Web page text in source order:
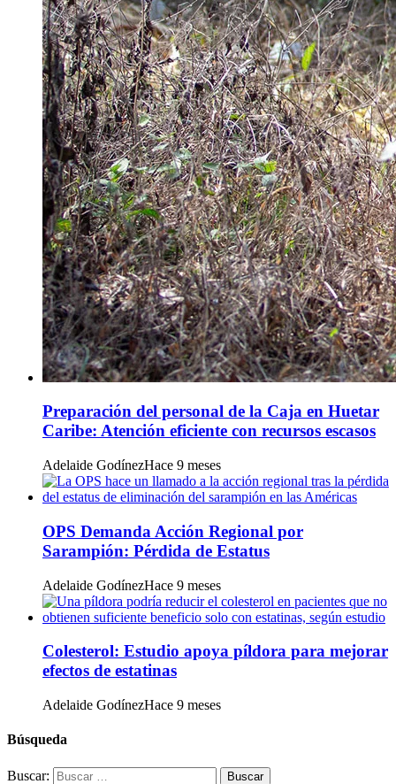
Preparación del personal de la Caja en Huetar
Caribe: Atención eficiente con recursos escasos
Adelaide GodínezHace 9 meses
OPS Demanda Acción Regional por
Sarampión: Pérdida de Estatus
Adelaide GodínezHace 9 meses
Colesterol: Estudio apoya píldora para mejorar
efectos de estatinas
Adelaide GodínezHace 9 meses
Búsqueda
Buscar: